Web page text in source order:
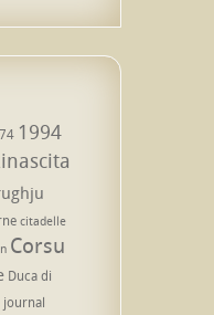
1994
citadelle
Corsu
Duca di
journal